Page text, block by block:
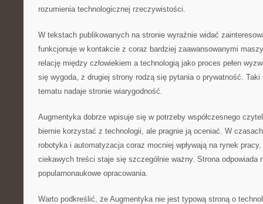
rozumienia technologicznej rzeczywistości.
W tekstach publikowanych na stronie wyraźnie widać
funkcjonuje w kontakcie z coraz bardziej zaawansowanymi
relację między człowiekiem a technologią jako proces pełen
się wygoda, z drugiej strony rodzą się pytania o prywatność. Taki
tematu nadaje stronie wiarygodność.
Augmentyka dobrze wpisuje się w potrzeby współczesnego
biernie korzystać z technologii, ale pragnie ją oceniać. W
robotyka i automatyzacja coraz mocniej wpływają na rynek
ciekawych treści staje się szczególnie ważny. Strona odpowiada
popularnonaukowe opracowania.
Warto podkreślić, że Augmentyka nie jest typową stroną o